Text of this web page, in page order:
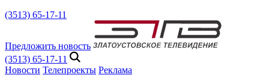
(3513) 65-17-11
Предложить новость
(3513) 65-17-11
Новости Телепроекты Реклама